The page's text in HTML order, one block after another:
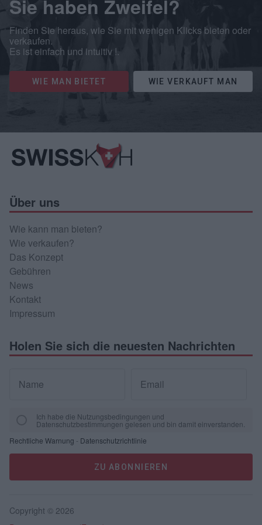
Sie haben Zweifel?
Finden Sie heraus, wie Sie mit wenigen Klicks bieten oder
verkaufen.
Es ist einfach und intuitiv !.
WIE MAN BIETET WIE VERKAUFT MAN
Über uns
Wie kann man bieten?
Wie verkaufen?
Das Konzept
Gebühren
News
Kontakt
Impressum
Holen Sie sich die neuesten Nachrichten
Name Email
Ich habe die Nutzungsbedingungen und
Datenschutzbestimmungen gelesen und bin damit einverstanden.
Rechtliche Warnung - Datenschutzrichtlinie
ZU ABONNIEREN
Copyright © 2026